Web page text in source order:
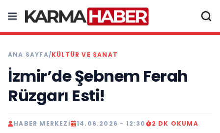
ANA SAYFA/KÜLTÜR VE SANAT
İzmir’de Şebnem Ferah
Rüzgarı Esti!
HABER MERKEZI 14.06.2026 - 12:30 2 DK OKUMA